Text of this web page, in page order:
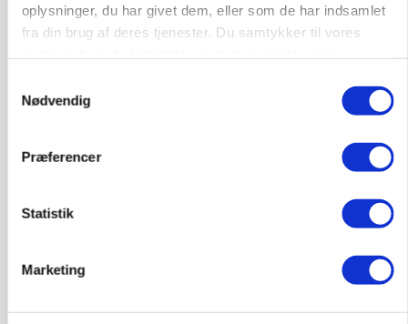
oplysninger, du har givet dem, eller som de har indsamlet
fra din brug af deres tjenester. Du samtykker til vores
Nødvendig
Præferencer
Statistik
Marketing
Annonce
Ejer eller medejer? Nyt tv-format udfordrer